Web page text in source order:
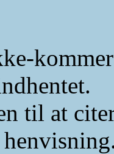
til at